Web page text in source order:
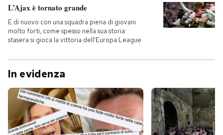
L’Ajax è tornato grande
E di nuovo con una squadra piena di giovani
molto forti, come spesso nella sua storia:
stasera si gioca la vittoria dell'Europa League
In evidenza